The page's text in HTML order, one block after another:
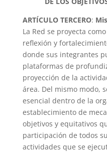
ARTÍCULO TERCERO:
La Red se proyecta
reflexión y
donde sus integrantes
plataformas de
proyección de la
área. Del mismo modo,
esencial dentro de la
establecimiento de
objetivos y equitativos
participación de todos
actividades que se